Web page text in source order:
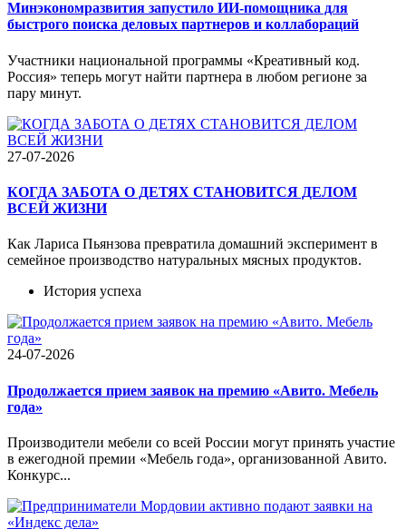
Минэкономразвития запустило ИИ-помощника для
быстрого поиска деловых партнеров и коллабораций
Участники национальной программы «Креативный код.
Россия» теперь могут найти партнера в любом регионе за
пару минут.
27-07-2026
КОГДА ЗАБОТА О ДЕТЯХ СТАНОВИТСЯ ДЕЛОМ
ВСЕЙ ЖИЗНИ
Как Лариса Пьянзова превратила домашний эксперимент в
семейное производство натуральных мясных продуктов.
История успеха
24-07-2026
Продолжается прием заявок на премию «Авито. Мебель
года»
Производители мебели со всей России могут принять участие
в ежегодной премии «Мебель года», организованной Авито.
Конкурс...